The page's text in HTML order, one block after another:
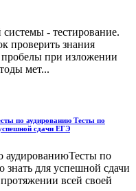
- тестирование.
проверить знания
при изложении
мет...
по аудированию Тесты по
сдачи ЕГЭ
аудированиюТесты по
для успешной сдачи
всей своей